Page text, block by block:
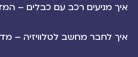
איך מניעים רכב עם כבלים –
איך לחבר מחשב לטלוויזיה –